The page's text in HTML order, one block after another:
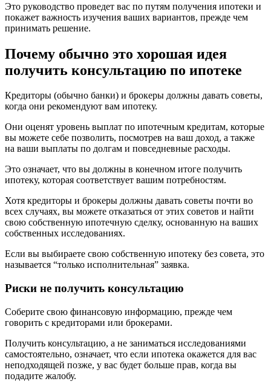
Это руководство проведет вас по путям получения ипотеки и
покажет важность изучения ваших вариантов, прежде чем
принимать решение.
Почему обычно это хорошая идея
получить консультацию по ипотеке
Кредиторы (обычно банки) и брокеры должны давать советы,
когда они рекомендуют вам ипотеку.
Они оценят уровень выплат по ипотечным кредитам, которые
вы можете себе позволить, посмотрев на ваш доход, а также
на ваши выплаты по долгам и повседневные расходы.
Это означает, что вы должны в конечном итоге получить
ипотеку, которая соответствует вашим потребностям.
Хотя кредиторы и брокеры должны давать советы почти во
всех случаях, вы можете отказаться от этих советов и найти
свою собственную ипотечную сделку, основанную на ваших
собственных исследованиях.
Если вы выбираете свою собственную ипотеку без совета, это
называется “только исполнительная” заявка.
Риски не получить консультацию
Соберите свою финансовую информацию, прежде чем
говорить с кредиторами или брокерами.
Получить консультацию, а не заниматься исследованиями
самостоятельно, означает, что если ипотека окажется для вас
неподходящей позже, у вас будет больше прав, когда вы
подадите жалобу.